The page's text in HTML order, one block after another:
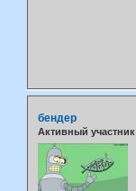
бендер
Активный участник